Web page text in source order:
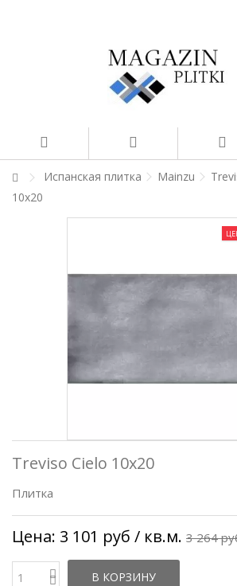
Испанская плитка Mainzu
10x20
Treviso Cielo 10x20
Плитка
Цена: 3 101 руб / кв.м. 3 264
В КОРЗИНУ